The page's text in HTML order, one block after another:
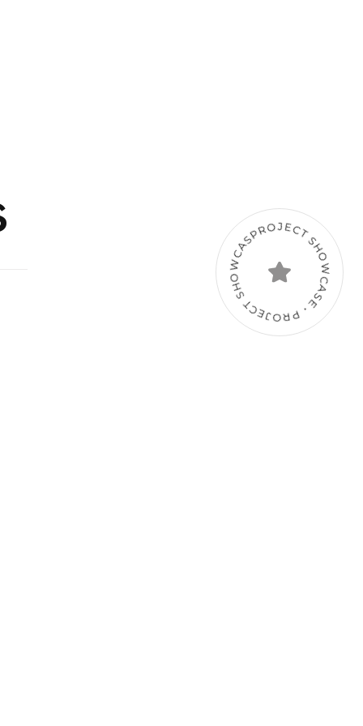
PROJECT SHOWCASE • PROJECT SHOWCASE •